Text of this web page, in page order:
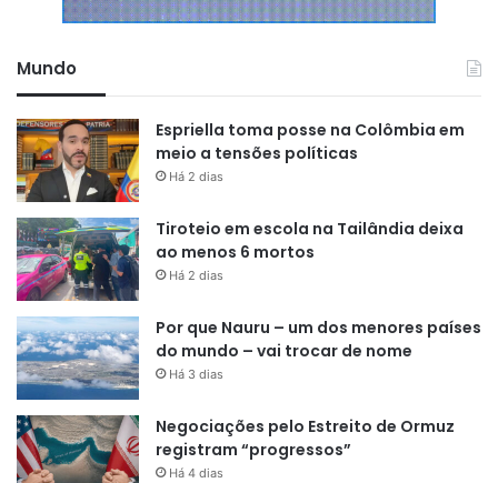
Mundo
Espriella toma posse na Colômbia em
meio a tensões políticas
Há 2 dias
Tiroteio em escola na Tailândia deixa
ao menos 6 mortos
Há 2 dias
Por que Nauru – um dos menores países
do mundo – vai trocar de nome
Há 3 dias
Negociações pelo Estreito de Ormuz
registram “progressos”
Há 4 dias